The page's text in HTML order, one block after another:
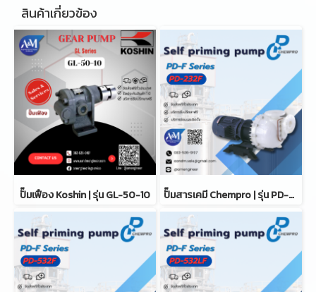
สินค้าเกี่ยวข้อง
ปั๊มเฟือง Koshin | รุ่น GL-50-10 ปั๊มสารเคมี Chempro | รุ่น PD-232F